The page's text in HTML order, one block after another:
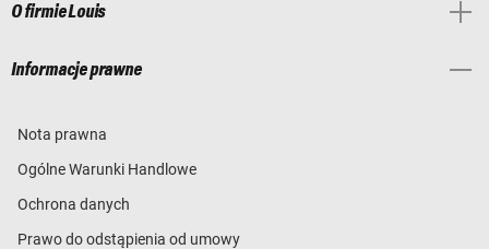
O firmie Louis
Informacje prawne
Nota prawna
Ogólne Warunki Handlowe
Ochrona danych
Prawo do odstąpienia od umowy